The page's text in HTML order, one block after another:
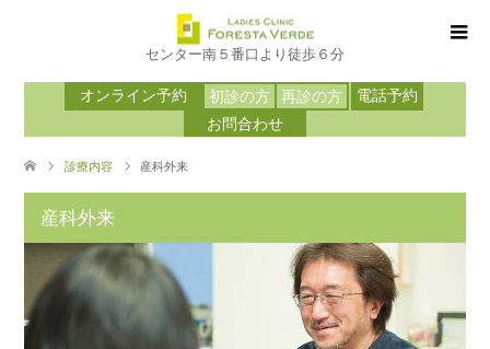
センター南５番口より徒歩６分
オンライン予約 初診の方 再診の方
電話予約
お問合わせ
診療内容 産科外来
産科外来